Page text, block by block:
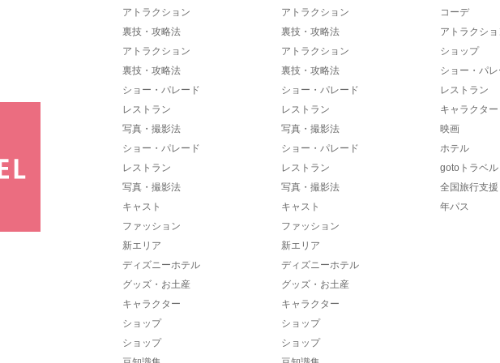
アトラクション
裏技・攻略法
アトラクション
裏技・攻略法
ショー・パレード
レストラン
写真・撮影法
ショー・パレード
レストラン
写真・撮影法
キャスト
ファッション
新エリア
ディズニーホテル
グッズ・お土産
キャラクター
ショップ
ショップ
アトラクション
裏技・攻略法
アトラクション
裏技・攻略法
ショー・パレード
レストラン
写真・撮影法
ショー・パレード
レストラン
写真・撮影法
キャスト
ファッション
新エリア
ディズニーホテル
グッズ・お土産
キャラクター
ショップ
ショップ
コーデ
アトラクショ
ショップ
ショー・パレ
レストラン
キャラクター
映画
ホテル
gotoトラベル
全国旅行支援
年パス